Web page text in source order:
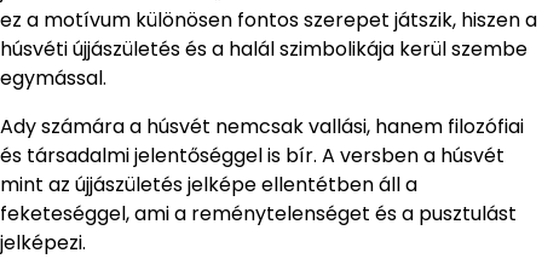
ez a motívum különösen fontos szerepet játszik, hiszen a
húsvéti újjászületés és a halál szimbolikája kerül szembe
egymással.
Ady számára a húsvét nemcsak vallási, hanem filozófiai
és társadalmi jelentőséggel is bír. A versben a húsvét
mint az újjászületés jelképe ellentétben áll a
feketeséggel, ami a reménytelenséget és a pusztulást
jelképezi.